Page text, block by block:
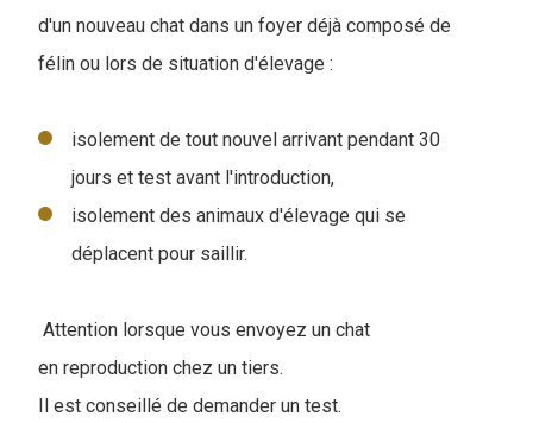
d'un nouveau chat dans un foyer déjà composé de
félin ou lors de situation d'élevage :
isolement de tout nouvel arrivant pendant 30
jours et test avant l'introduction,
isolement des animaux d'élevage qui se
déplacent pour saillir.
Attention lorsque vous envoyez un chat
en reproduction chez un tiers.
Il est conseillé de demander un test.